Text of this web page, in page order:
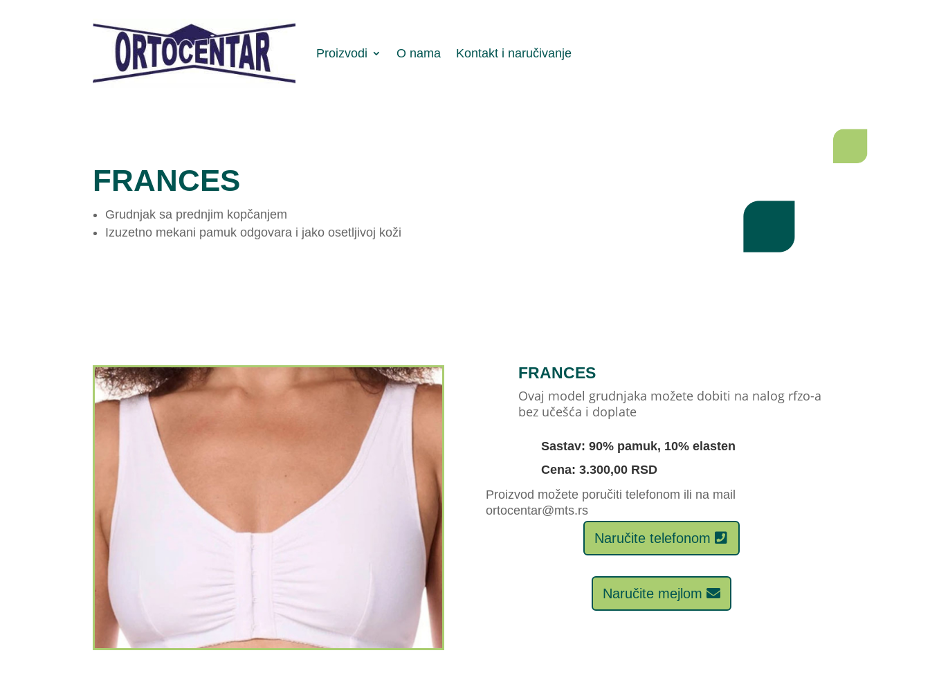
Proizvodi O nama Kontakt i naručivanje
FRANCES
Grudnjak sa prednjim kopčanjem
Izuzetno mekani pamuk odgovara i jako osetljivoj koži
FRANCES
Ovaj model grudnjaka možete dobiti na nalog rfzo-a
bez učešća i doplate
Sastav: 90% pamuk, 10% elasten
Cena: 3.300,00 RSD
Proizvod možete poručiti telefonom ili na mail
ortocentar@mts.rs
Naručite telefonom
Naručite mejlom